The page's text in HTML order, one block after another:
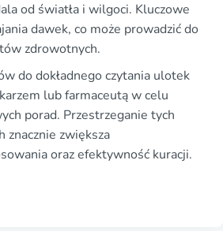
od światła i wilgoci. Kluczowe
dawek, co może prowadzić do
zdrowotnych.
do dokładnego czytania ulotek
lub farmaceutą w celu
porad. Przestrzeganie tych
znacznie zwiększa
oraz efektywność kuracji.